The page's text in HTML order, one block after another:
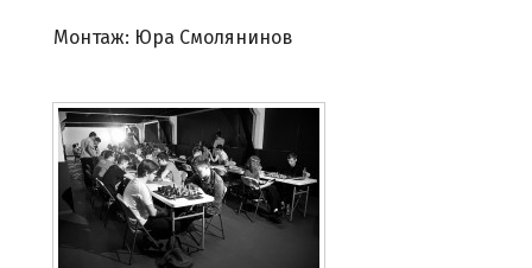
Монтаж: Юра Смолянинов